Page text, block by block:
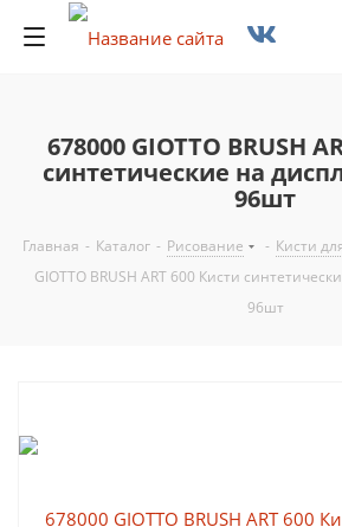
678000 GIOTTO BRUSH
синтетические на
96шт
Главная - Каталог - Рисование - Кисти
GIOTTO BRUSH ART 600 Кисти
96шт